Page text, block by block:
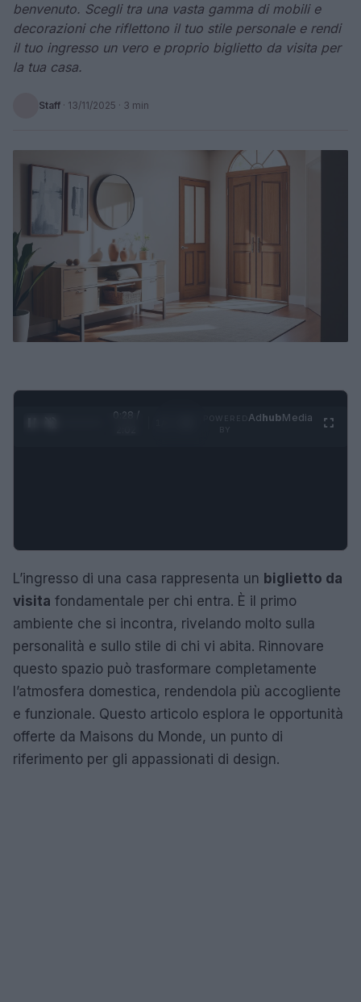
benvenuto. Scegli tra una vasta gamma di mobili e
decorazioni che riflettono il tuo stile personale e rendi
il tuo ingresso un vero e proprio biglietto da visita per
la tua casa.
Staff · 13/11/2025 · 3 min
0:29 /
AdhubMedia
L’ingresso di una casa rappresenta un biglietto da
visita fondamentale per chi entra. È il primo
ambiente che si incontra, rivelando molto sulla
personalità e sullo stile di chi vi abita. Rinnovare
questo spazio può trasformare completamente
l’atmosfera domestica, rendendola più accogliente
e funzionale. Questo articolo esplora le opportunità
offerte da Maisons du Monde, un punto di
riferimento per gli appassionati di design.